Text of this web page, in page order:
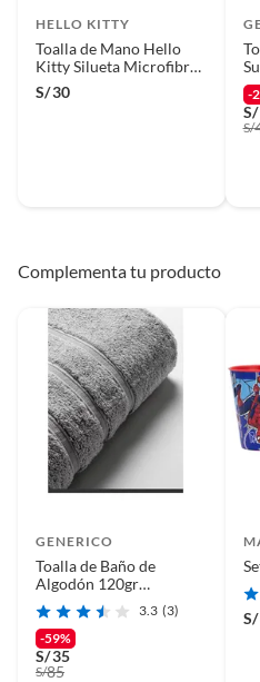
HELLO KITTY
Toalla de Mano Hello
Kitty Silueta Microfibra
con Colgador
S/30 -
S/
S/
Complementa tu producto
GENERICO
Toalla de Baño de
Algodón 120gr
40x170cm Plomo3.3 (3)
-59%
S/35
S/85
S/